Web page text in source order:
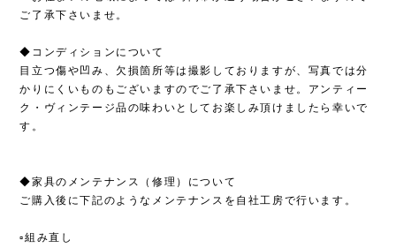
ご了承下さいませ。
◆コンディションについて
目立つ傷や凹み、欠損箇所等は撮影しておりますが、写真では分
かりにくいものもございますのでご了承下さいませ。アンティー
ク・ヴィンテージ品の味わいとしてお楽しみ頂けましたら幸いで
す。
◆家具のメンテナンス（修理）について
ご購入後に下記のようなメンテナンスを自社工房で行います。
▫︎組み直し